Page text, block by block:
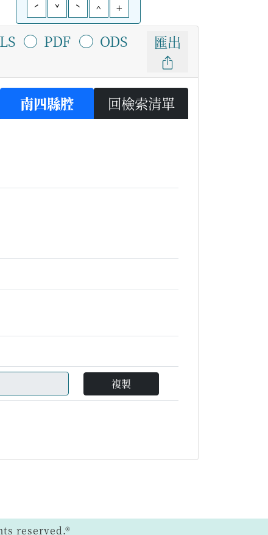
ˊ
ˇ ˋ ^ +
PDF ODS 匯出
南四縣腔 回檢索清單
複製
reserved.®